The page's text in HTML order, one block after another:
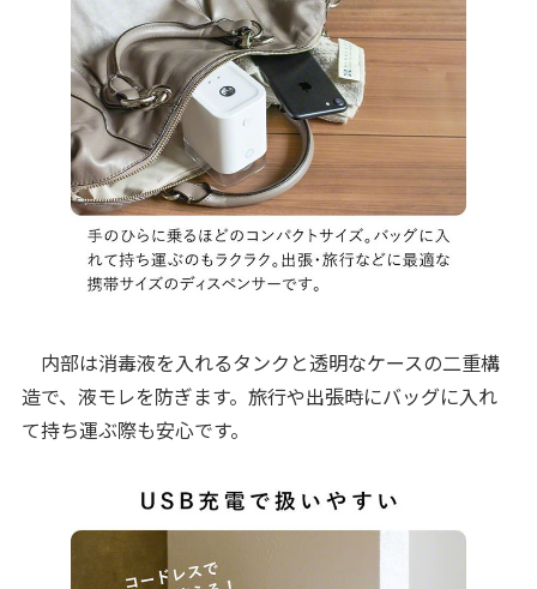
内部は消毒液を入れるタンクと透明なケースの二重構
造で、液モレを防ぎます。旅行や出張時にバッグに入れ
て持ち運ぶ際も安心です。